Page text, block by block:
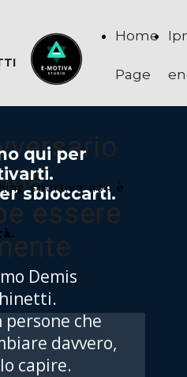
Home
Page
sportivo non è
qui per
sbloccarti.
essere
Demis
persone che
davvero,
capire.